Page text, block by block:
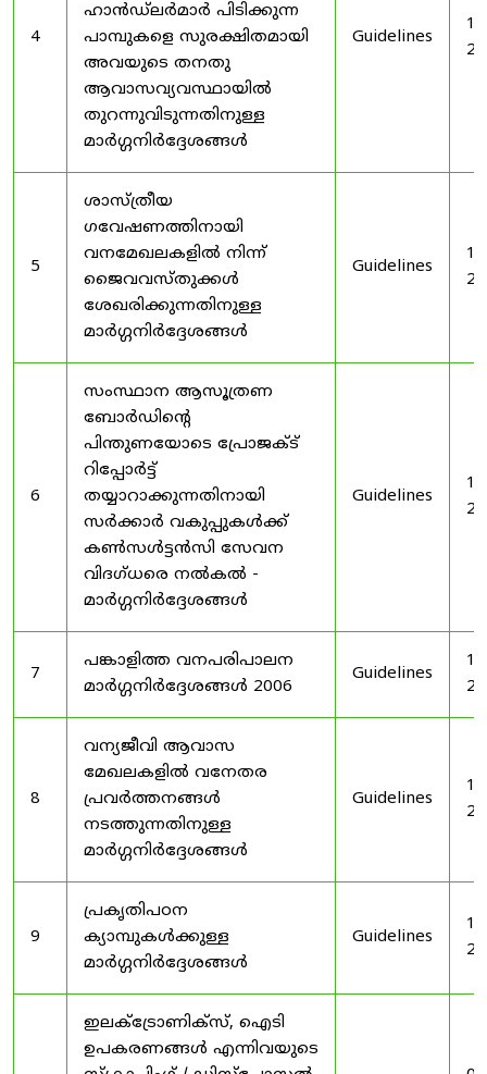
4
ഹാൻഡ്‌ലർമാർ പിടിക്കുന്ന
പാമ്പുകളെ സുരക്ഷിതമായി
അവയുടെ തനതു
ആവാസവ്യവസ്ഥായിൽ
തുറന്നുവിടുന്നതിനുള്ള
മാർഗ്ഗനിർദ്ദേശങ്ങൾ
Guidelines
5
ശാസ്ത്രീയ
ഗവേഷണത്തിനായി
വനമേഖലകളിൽ നിന്ന്
ജൈവവസ്തുക്കൾ
ശേഖരിക്കുന്നതിനുള്ള
മാർഗ്ഗനിർദ്ദേശങ്ങൾ
Guidelines
6
സംസ്ഥാന ആസൂത്രണ
ബോർഡിൻ്റെ
പിന്തുണയോടെ പ്രോജക്ട്
റിപ്പോർട്ട്
തയ്യാറാക്കുന്നതിനായി
സർക്കാർ വകുപ്പുകൾക്ക്
കൺസൾട്ടൻസി സേവന
വിദഗ്ധരെ നൽകൽ -
മാർഗ്ഗനിർദ്ദേശങ്ങൾ
Guidelines
7
പങ്കാളിത്ത വനപരിപാലന
മാർഗ്ഗനിർദ്ദേശങ്ങൾ 2006
Guidelines
8
വന്യജീവി ആവാസ
മേഖലകളിൽ വനേതര
പ്രവർത്തനങ്ങൾ
നടത്തുന്നതിനുള്ള
മാർഗ്ഗനിർദ്ദേശങ്ങൾ
Guidelines
9
പ്രകൃതിപഠന
ക്യാമ്പുകൾക്കുള്ള
മാർഗ്ഗനിർദ്ദേശങ്ങൾ
Guidelines
ഇലക്‌ട്രോണിക്‌സ്, ഐടി
ഉപകരണങ്ങൾ എന്നിവയുടെ